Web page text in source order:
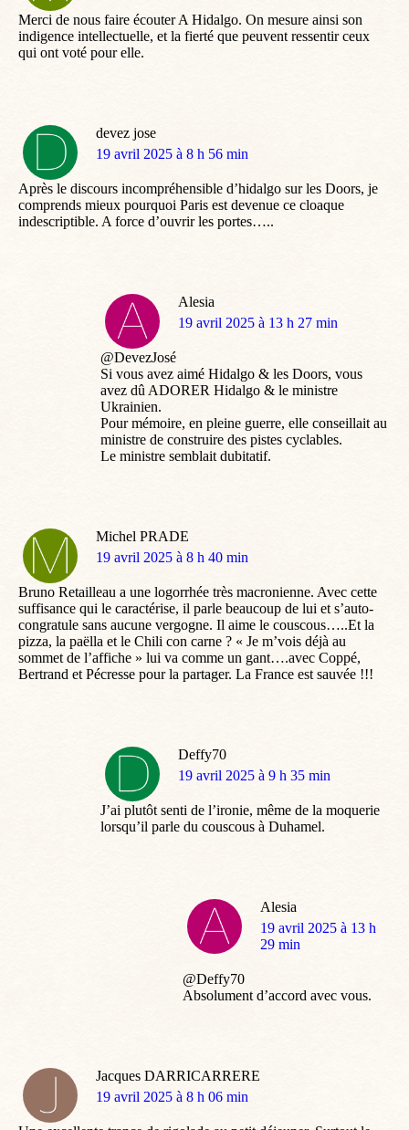
Merci de nous faire écouter A Hidalgo. On mesure ainsi son
indigence intellectuelle, et la fierté que peuvent ressentir ceux
qui ont voté pour elle.
devez jose
dit
19 avril 2025 à 8 h 56 min
Après le discours incompréhensible d’hidalgo sur les Doors, je
comprends mieux pourquoi Paris est devenue ce cloaque
indescriptible. A force d’ouvrir les portes…..
Alesia
dit
19 avril 2025 à 13 h 27 min
@DevezJosé
Si vous avez aimé Hidalgo & les Doors, vous
avez dû ADORER Hidalgo & le ministre
Ukrainien.
Pour mémoire, en pleine guerre, elle conseillait au
ministre de construire des pistes cyclables.
Le ministre semblait dubitatif.
Michel PRADE
dit
19 avril 2025 à 8 h 40 min
Bruno Retailleau a une logorrhée très macronienne. Avec cette
suffisance qui le caractérise, il parle beaucoup de lui et s’auto-
congratule sans aucune vergogne. Il aime le couscous…..Et la
pizza, la paëlla et le Chili con carne ? « Je m’vois déjà au
sommet de l’affiche » lui va comme un gant….avec Coppé,
Bertrand et Pécresse pour la partager. La France est sauvée !!!
Deffy70
dit
19 avril 2025 à 9 h 35 min
J’ai plutôt senti de l’ironie, même de la moquerie
lorsqu’il parle du couscous à Duhamel.
Alesia
dit
:
19 avril 2025 à 13 h
29 min
@Deffy70
Absolument d’accord avec vous.
Jacques DARRICARRERE
dit
19 avril 2025 à 8 h 06 min